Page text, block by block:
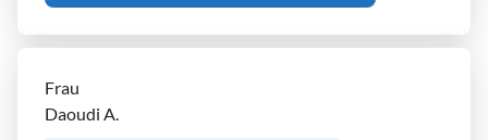
Frau
Daoudi A.